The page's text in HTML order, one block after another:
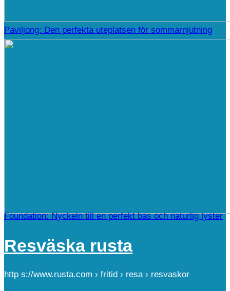
Paviljong: Den perfekta uteplatsen för sommarnjutning
Foundation: Nyckeln till en perfekt bas och naturlig lyster
Resväska rusta
http s://www.rusta.com › fritid › resa › resvaskor